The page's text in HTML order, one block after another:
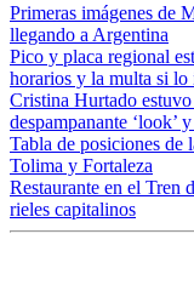
Primeras imágenes de
llegando a Argentina
Pico y placa regional
horarios y la multa si lo
Cristina Hurtado
despampanante ‘look’
Tabla de posiciones de
Tolima y Fortaleza
Restaurante en el Tren
rieles capitalinos